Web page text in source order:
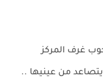
غرف المركز
من عينيها ..